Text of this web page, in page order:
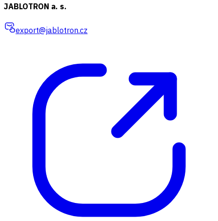
JABLOTRON a. s.
export@jablotron.cz